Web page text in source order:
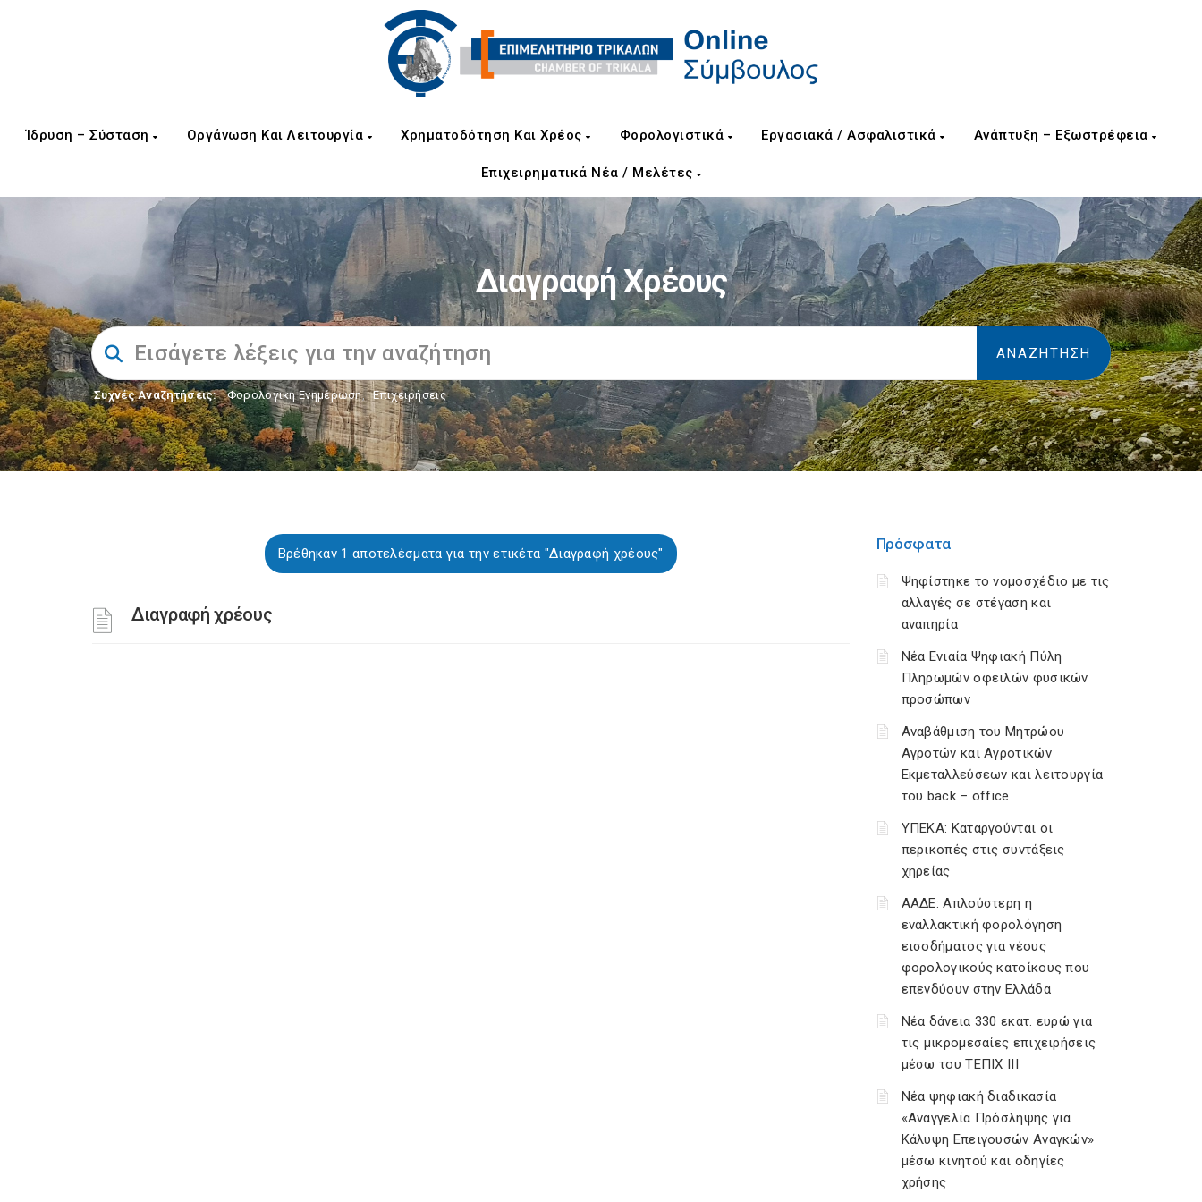
Ίδρυση – Σύσταση Οργάνωση Και Λειτουργία Χρηματοδότηση Και Χρέος Φορολογιστικά Εργασιακά / Ασφαλιστικά Ανάπτυξη – Εξωστρέφεια
Επιχειρηματικά Νέα / Μελέτες
Διαγραφή Χρέους
Συχνές Αναζητήσεις: Φορολογικη Ενημέρωση, Επιχειρήσεις
Βρέθηκαν 1 αποτελέσματα για την ετικέτα "Διαγραφή χρέους"
Διαγραφή χρέους
Πρόσφατα
Ψηφίστηκε το νομοσχέδιο με τις
αλλαγές σε στέγαση και
αναπηρία
Νέα Ενιαία Ψηφιακή Πύλη
Πληρωμών οφειλών φυσικών
προσώπων
Αναβάθμιση του Μητρώου
Αγροτών και Αγροτικών
Εκμεταλλεύσεων και λειτουργία
του back – office
ΥΠΕΚΑ: Καταργούνται οι
περικοπές στις συντάξεις
χηρείας
ΑΑΔΕ: Απλούστερη η
εναλλακτική φορολόγηση
εισοδήματος για νέους
φορολογικούς κατοίκους που
επενδύουν στην Ελλάδα
Νέα δάνεια 330 εκατ. ευρώ για
τις μικρομεσαίες επιχειρήσεις
μέσω του ΤΕΠΙΧ ΙΙΙ
Νέα ψηφιακή διαδικασία
«Αναγγελία Πρόσληψης για
Κάλυψη Επειγουσών Αναγκών»
μέσω κινητού και οδηγίες
χρήσης